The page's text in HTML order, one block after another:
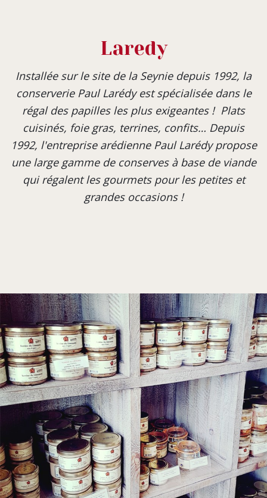
Laredy
Installée sur le site de la Seynie depuis 1992, la
conserverie Paul Larédy est spécialisée dans le
régal des papilles les plus exigeantes ! Plats
cuisinés, foie gras, terrines, confits… Depuis
1992, l'entreprise arédienne Paul Larédy propose
une large gamme de conserves à base de viande
qui régalent les gourmets pour les petites et
grandes occasions !